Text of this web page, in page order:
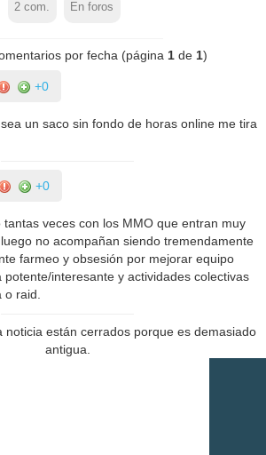
2 com. En foros
por fecha (página 1de 1)
+0
un saco sin fondo de horas online me tira
+0
veces con los MMO que entran muy
no acompañan siendo tremendamente
farmeo y obsesión por mejorar equipo
potente/interesante y actividades colectivas
raid.
noticia están cerrados porque es demasiado
antigua.